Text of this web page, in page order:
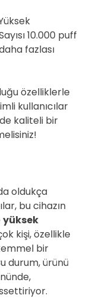
10.000 puff
fazlası
özelliklerle
kullanıcılar
kaliteli bir
oldukça
bu cihazın
yüksek
kişi, özellikle
bir
durum, ürünü